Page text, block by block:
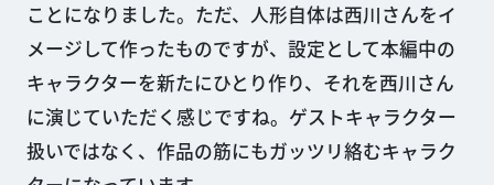
ことになりました。ただ、人形自体は西川さんをイ
メージして作ったものですが、設定として本編中の
キャラクターを新たにひとり作り、それを西川さん
に演じていただく感じですね。ゲストキャラクター
扱いではなく、作品の筋にもガッツリ絡むキャラク